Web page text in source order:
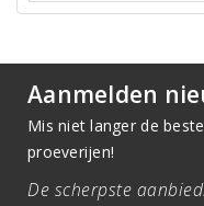
Aanmelden
Mis niet langer de
proeverijen!
De scherpste